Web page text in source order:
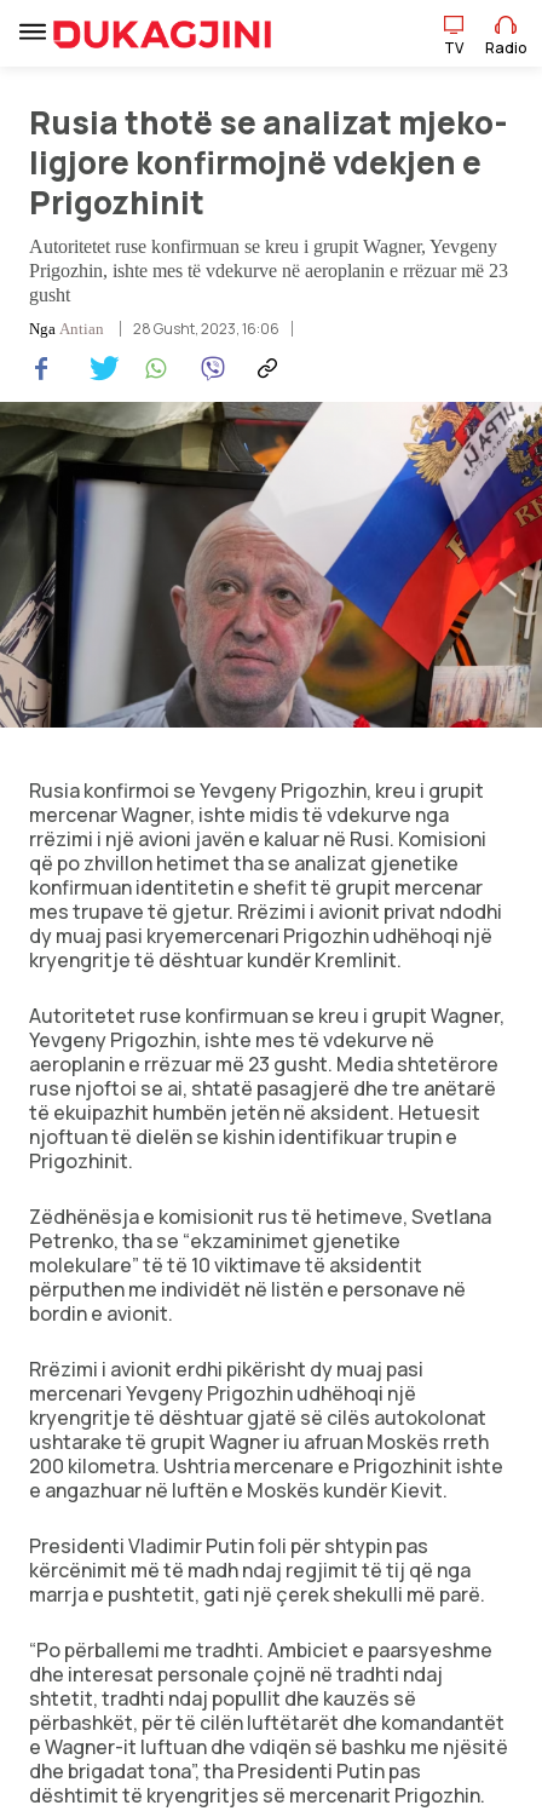
TV Radio
Lajme
Sport
Pikëpamje
Art Jete
Kulturë
Ekonomi
Teknologji
Udhëtime
DuVideo
TV Radio
Rusia thotë se analizat mjeko-
ligjore konfirmojnë vdekjen e
Prigozhinit
Autoritetet ruse konfirmuan se kreu i grupit Wagner, Yevgeny
Prigozhin, ishte mes të vdekurve në aeroplanin e rrëzuar më 23
gusht
Nga Antian 28 Gusht, 2023, 16:06
Rusia konfirmoi se Yevgeny Prigozhin, kreu i grupit
mercenar Wagner, ishte midis të vdekurve nga
rrëzimi i një avioni javën e kaluar në Rusi. Komisioni
që po zhvillon hetimet tha se analizat gjenetike
konfirmuan identitetin e shefit të grupit mercenar
mes trupave të gjetur. Rrëzimi i avionit privat ndodhi
dy muaj pasi kryemercenari Prigozhin udhëhoqi një
kryengritje të dështuar kundër Kremlinit.
Autoritetet ruse konfirmuan se kreu i grupit Wagner,
Yevgeny Prigozhin, ishte mes të vdekurve në
aeroplanin e rrëzuar më 23 gusht. Media shtetërore
ruse njoftoi se ai, shtatë pasagjerë dhe tre anëtarë
të ekuipazhit humbën jetën në aksident. Hetuesit
njoftuan të dielën se kishin identifikuar trupin e
Prigozhinit.
Zëdhënësja e komisionit rus të hetimeve, Svetlana
Petrenko, tha se “ekzaminimet gjenetike
molekulare” të të 10 viktimave të aksidentit
përputhen me individët në listën e personave në
bordin e avionit.
Rrëzimi i avionit erdhi pikërisht dy muaj pasi
mercenari Yevgeny Prigozhin udhëhoqi një
kryengritje të dështuar gjatë së cilës autokolonat
ushtarake të grupit Wagner iu afruan Moskës rreth
200 kilometra. Ushtria mercenare e Prigozhinit ishte
e angazhuar në luftën e Moskës kundër Kievit.
Presidenti Vladimir Putin foli për shtypin pas
kërcënimit më të madh ndaj regjimit të tij që nga
marrja e pushtetit, gati një çerek shekulli më parë.
“Po përballemi me tradhti. Ambiciet e paarsyeshme
dhe interesat personale çojnë në tradhti ndaj
shtetit, tradhti ndaj popullit dhe kauzës së
përbashkët, për të cilën luftëtarët dhe komandantët
e Wagner-it luftuan dhe vdiqën së bashku me njësitë
dhe brigadat tona”, tha Presidenti Putin pas
dështimit të kryengritjes së mercenarit Prigozhin.